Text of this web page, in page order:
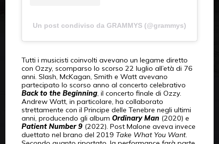
Un post condiviso da GRAMMYS (@grammys)
Tutti i musicisti coinvolti avevano un legame diretto
con Ozzy, scomparso lo scorso 22 luglio all’età di 76
anni. Slash, McKagan, Smith e Watt avevano
partecipato lo scorso anno al concerto celebrativo
Back to the Beginning, il concerto finale di Ozzy.
Andrew Watt, in particolare, ha collaborato
strettamente con il Principe delle Tenebre negli ultimi
anni, producendo gli album Ordinary Man (2020) e
Patient Number 9(2022). Post Malone aveva invece
duettato nel brano del 2019 Take What You Want.